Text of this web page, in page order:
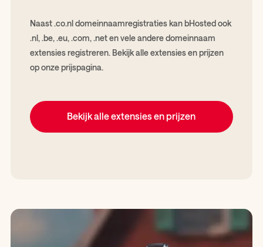
Naast .co.nl domeinnaamregistraties kan bHosted ook
.nl, .be, .eu, .com, .net en vele andere domeinnaam
extensies registreren. Bekijk alle extensies en prijzen
op onze prijspagina.
Bekijk alle extensies en prijzen